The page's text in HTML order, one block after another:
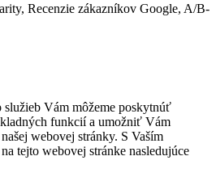
Recenzie zákazníkov Google, A/B-
Vám môžeme poskytnúť
funkcií a umožniť Vám
webovej stránky. S Vaším
tejto webovej stránke nasledujúce